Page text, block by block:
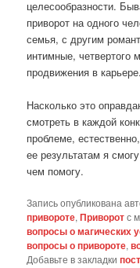
целесообразности.
приворот на одного
семья, с другим
интимные, четвертого
продвижения в карьере.
Насколько это
смотреть в каждой
проблеме,
ее результатам я
чем помогу.
Запись опубликована
привороте,Приворотс
вопросы о магических
вопросы о привороте,
Добавьте в закладки